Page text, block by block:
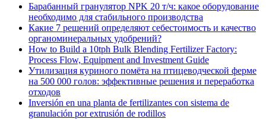
Барабанный гранулятор NPK 20 т/ч: какое оборудование
необходимо для стабильного производства
Какие 7 решений определяют себестоимость и качество
органоминеральных удобрений?
How to Build a 10tph Bulk Blending Fertilizer Factory:
Process Flow, Equipment and Investment Guide
Утилизация куриного помёта на птицеводческой ферме
на 500 000 голов: эффективные решения и переработка
отходов
Inversión en una planta de fertilizantes con sistema de
granulación por extrusión de rodillos